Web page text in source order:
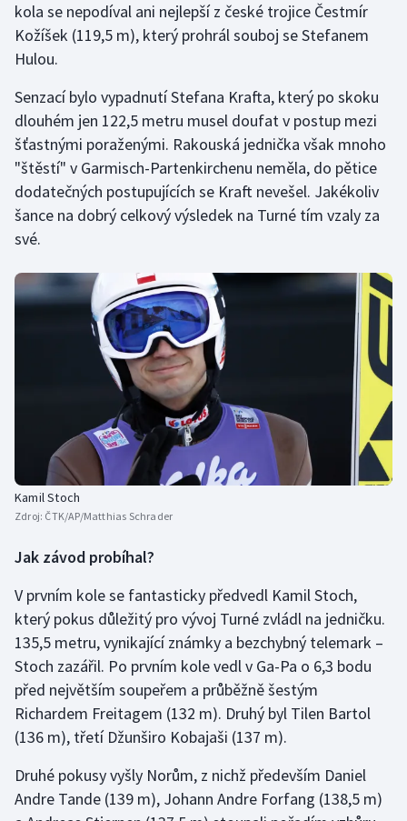
Moderní pětiboj
Olympijské hry
Parasport
Plavání
Ragby
Rychlobruslení
Rychlostní kanoistika
Short track
Sportovní střelba
Stolní tenis
Triatlon
Veslování
Vodní slalom
Volejbal
Ostatní
kola se nepodíval ani nejlepší z české trojice Čestmír
Kožíšek (119,5 m), který prohrál souboj se Stefanem
Hulou.
Senzací bylo vypadnutí Stefana Krafta, který po skoku
dlouhém jen 122,5 metru musel doufat v postup mezi
šťastnými poraženými. Rakouská jednička však mnoho
"štěstí" v Garmisch-Partenkirchenu neměla, do pětice
dodatečných postupujících se Kraft nevešel. Jakékoliv
šance na dobrý celkový výsledek na Turné tím vzaly za
své.
Kamil Stoch
Zdroj: ČTK/AP/Matthias Schrader
Jak závod probíhal?
V prvním kole se fantasticky předvedl Kamil Stoch,
který pokus důležitý pro vývoj Turné zvládl na jedničku.
135,5 metru, vynikající známky a bezchybný telemark –
Stoch zazářil. Po prvním kole vedl v Ga-Pa o 6,3 bodu
před největším soupeřem a průběžně šestým
Richardem Freitagem (132 m). Druhý byl Tilen Bartol
(136 m), třetí Džunširo Kobajaši (137 m).
Druhé pokusy vyšly Norům, z nichž především Daniel
Andre Tande (139 m), Johann Andre Forfang (138,5 m)